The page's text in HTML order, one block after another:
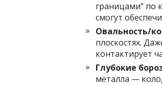
границами” по
смогут
Овальность/
плоскостях.
контактирует
Глубокие
металла —